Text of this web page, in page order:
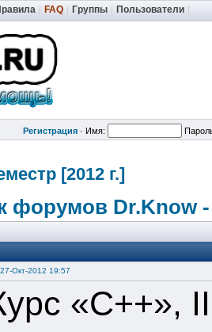
FAQ Группы Пользователи
Регистрация · Имя:
[2012 г.]
форумов Dr.Know
27-Окт-2012 19:57
«C++»,